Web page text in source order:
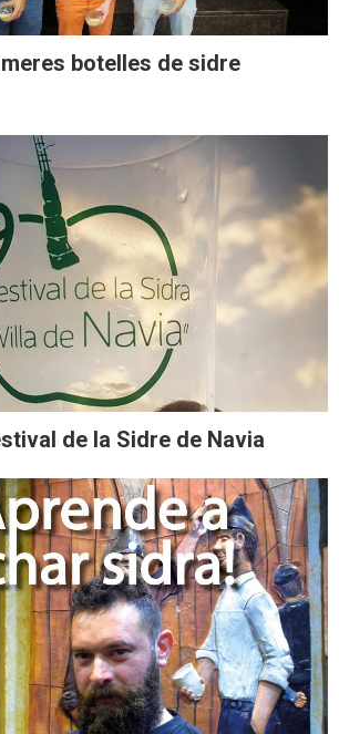
botelles de sidre
de la Sidre de Navia